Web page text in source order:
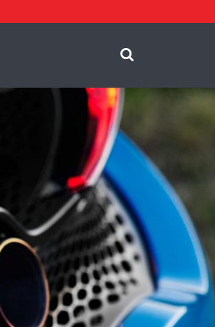
© Motocaina.pl All rights reserved.